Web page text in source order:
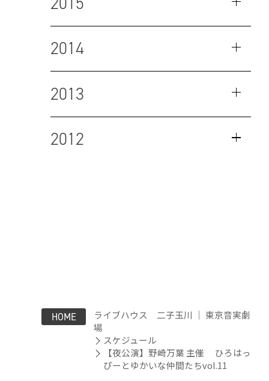
2014
2013
2012
HOME
ライブハウス 二子玉川 ｜ 東京音実劇
場
スケジュール
【夜公演】野崎万葉 主催 ひろはっ
ぴーとゆかいな仲間たちvol.11